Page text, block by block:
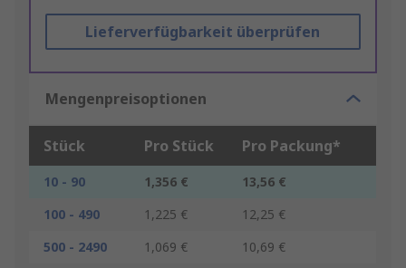
Lieferverfügbarkeit überprüfen
Mengenpreisoptionen
Stück Pro Stück Pro Packung*
10 - 90 1,356 €
13,56 €
100 - 490
1,225 €
12,25 €
500 - 2490
1,069 €
10,69 €